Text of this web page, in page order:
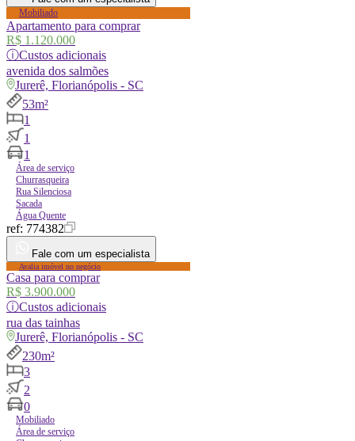
Mobiliado
Apartamento para comprar
R$ 1.120.000
ⓘCustos adicionais
avenida dos salmões
Jurerê, Florianópolis - SC
53m²
1
1
1
Área de serviço
Churrasqueira
Rua Silenciosa
Sacada
Água Quente
ref: 774382
Fale com um especialista
Avalia imóvel no negócio
Casa para comprar
R$ 3.900.000
ⓘCustos adicionais
rua das tainhas
Jurerê, Florianópolis - SC
230m²
3
2
0
Mobiliado
Área de serviço